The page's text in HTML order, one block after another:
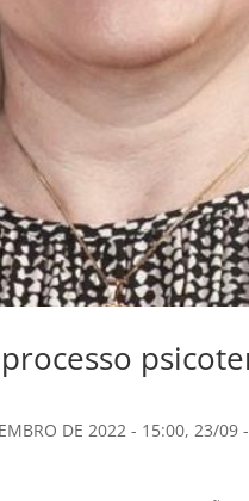
DE 2022 - 15:00, 23/09